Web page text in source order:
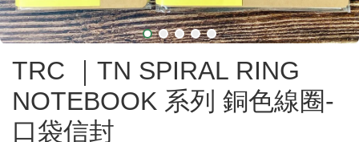
TRC ｜TN SPIRAL RING
NOTEBOOK 系列 銅色線圈-
口袋信封